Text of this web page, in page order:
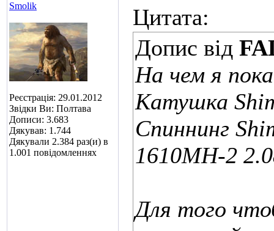
Smolik
Реєстрація: 29.01.2012
Звідки Ви: Полтава
Дописи: 3.683
Дякував: 1.744
Дякували 2.384 раз(и) в
1.001 повідомленнях
Цитата:
Допис від
На чем я
Катушка
Спиннинг
1610MH-2
Для того